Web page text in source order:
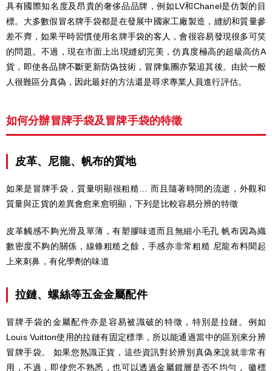
具有國際知名度及昂貴的奢侈品品牌，例如LV和Chanel是仿製的目
標。大多數假冒名牌手袋都是在發展中國家工廠製造，縫紉和質量參
差不齊，如果平時習慣使用名牌手袋的客人，會很容易發現很多可笑
的問題。不過，現在市面上出現縫紉完美，仿真度極高的超級高仿A
貨，即使各品牌不斷更新防偽技術，冒牌集團亦緊追其後。由於一般
人很難區分真偽，因此最好的方法還是尋求專業人員進行評估。
如何分辦冒牌手袋及冒牌手袋的特徵
皮革、尼龍、帆布的質地
如果是冒牌手袋，質量明顯很粗糙… 而且隨著時間的流逝，外觀和
質量與正貨的差異會愈來愈明顯，下列是比較容易分辨的特徵
皮革觸感不夠光滑及單薄，有塑膠味道而且無細小毛孔 帆布因為織
數密度不夠的關係，線條粗糙之餘，手感亦非常粗糙 尼龍布料聞起
上來刺鼻，有化學劑的味道
拉鏈、螺絲等五金金屬配件
冒牌手袋的金屬配件亦是容易被識破的特徵，特別是拉鏈。例如
Louis Vuitton使用的拉鏈有固定標準，所以能通過當中的區別來分辨
冒牌手袋。 如果您熟識正貨，這些資訊對於辨別真偽來說就非常有
用，不過，即使您不熟悉，也可以透過金屬鍍層是否不均勻， 徽標